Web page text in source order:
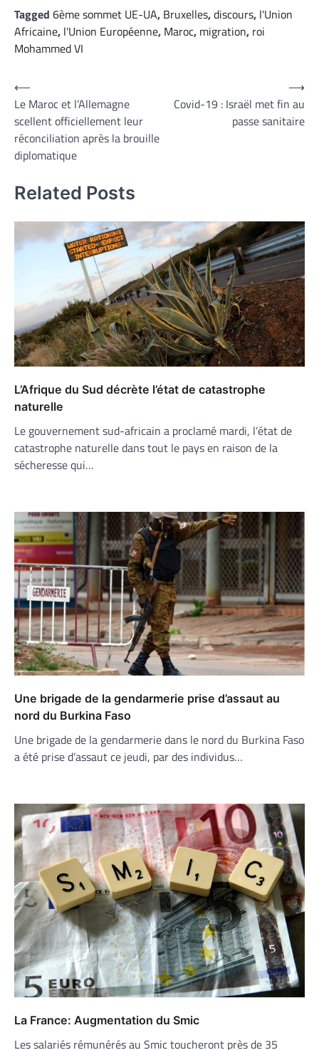
Tagged 6ème sommet UE-UA, Bruxelles,discours, l'Union
Africaine, l'Union Européenne, Maroc, migration, roi
Mohammed VI
Navigation
de
l’article
⟵
Le Maroc et l’Allemagne
scellent officiellement leur
réconciliation après la brouille
diplomatique
Covid-19 : Israël met fin au
passe sanitaire
⟶
Related Posts
L’Afrique du Sud décrète l’état de catastrophe
naturelle
Le gouvernement sud-africain a proclamé mardi, l’état de
catastrophe naturelle dans tout le pays en raison de la
sécheresse qui…
Une brigade de la gendarmerie prise d’assaut au
nord du Burkina Faso
Une brigade de la gendarmerie dans le nord du Burkina Faso
a été prise d’assaut ce jeudi, par des individus…
La France: Augmentation du Smic
Les salariés rémunérés au Smic toucheront près de 35